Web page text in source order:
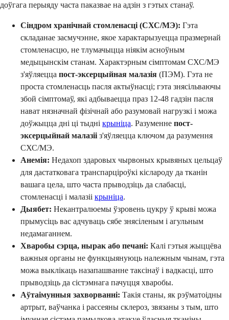
доўгага перыяду часта паказвае на адзін з гэтых станаў.
Сіндром хранічнай стомленасці (СХС/МЭ): Гэта
складанае засмучэнне, якое характарызуецца празмернай
стомленасцю, не тлумачыцца ніякім асноўным
медыцынскім станам. Характэрным сімптомам СХС/МЭ
з'яўляецца пост-эксерцыйная малазія (ПЭМ). Гэта не
проста стомленасць пасля актыўнасці; гэта знясільваючы
збой сімптомаў, які адбываецца праз 12-48 гадзін пасля
нават нязначнай фізічнай або разумовай нагрузкі і можа
доўжыцца дні ці тыдні крыніца. Разуменне пост-
эксерцыйнай малазіі з'яўляецца ключом да разумення
СХС/МЭ.
Анемія: Недахоп здаровых чырвоных крывяных цельцаў
для дастатковага транспарціроўкі кіслароду да тканін
вашага цела, што часта прыводзіць да слабасці,
стомленасці і малазіі крыніца.
Дыябет: Некантралюемы ўзровень цукру ў крыві можа
прымусіць вас адчуваць сябе знясіленым і агульным
недамаганнем.
Хваробы сэрца, нырак або печані: Калі гэтыя жыццёва
важныя органы не функцыянуюць належным чынам, гэта
можа выклікаць назапашванне таксінаў і вадкасці, што
прыводзіць да сістэмнага пачуцця хваробы.
Аўтаімунныя захворванні: Такія станы, як рэўматоідны
артрыт, ваўчанка і рассеяны склероз, звязаны з тым, што